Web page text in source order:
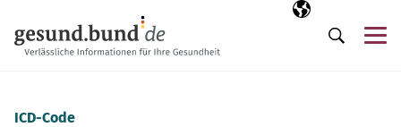
Ausgewählte
DE
Suche
ICD-Code